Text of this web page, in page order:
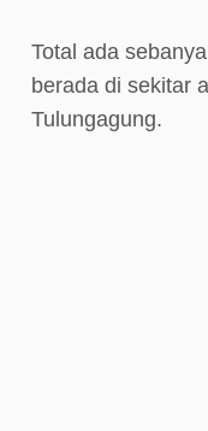
Total ada
berada di sekitar
Tulungagung.